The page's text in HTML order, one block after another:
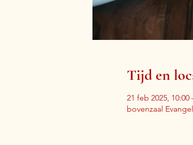
Tijd en
21 feb 2025, 10:00
bovenzaal